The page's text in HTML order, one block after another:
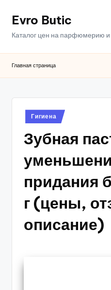
ПерейтиEvro Butic
Каталог цен на парфюмерию и
Главная страница
Опубликовано
в
Гигиена
Зубная
придания
г (цены,
описание)